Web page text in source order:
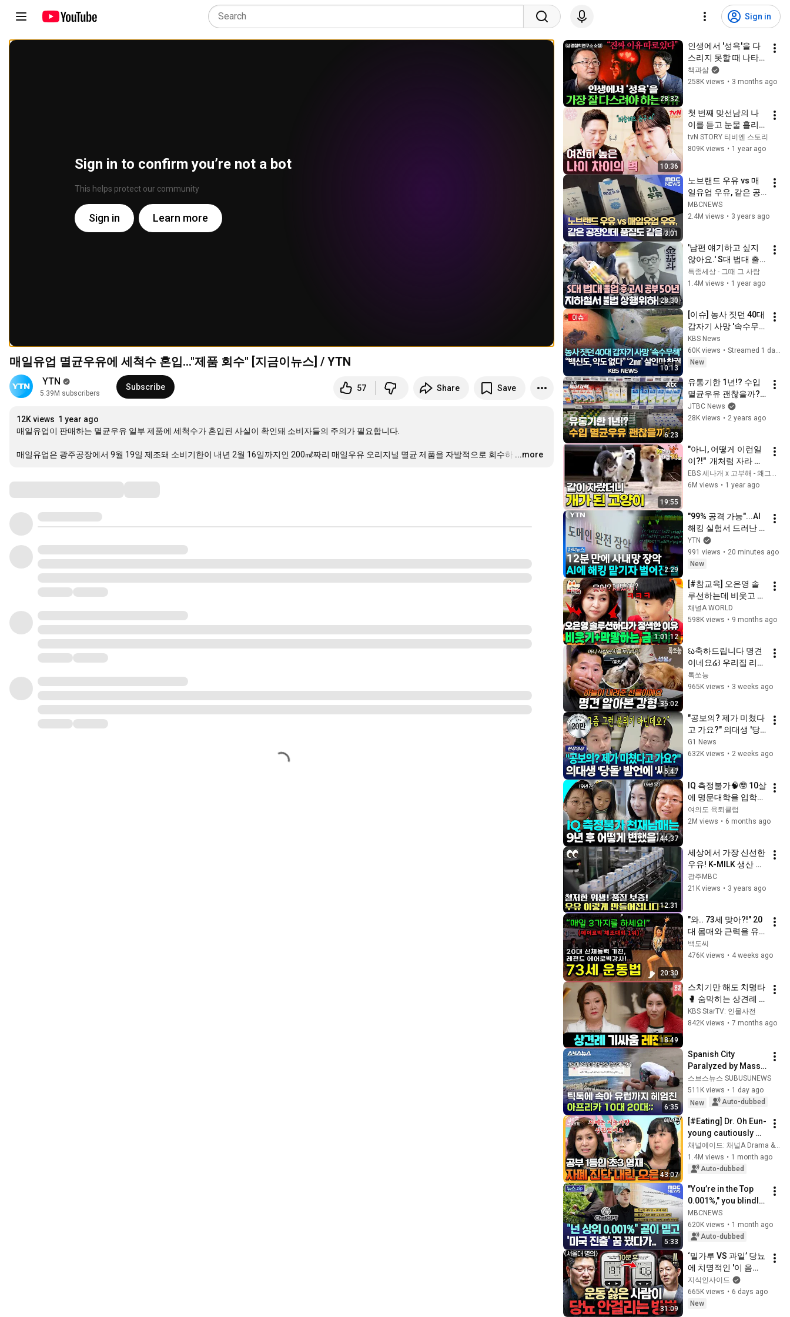
Sign in
Sign in to confirm you’re not a bot
This helps protect our community
Sign in Learn more
매일유업 멸균우유에 세척수 혼입..."제품 회수" [지금이뉴스] / YTN
YTN
5.39M subscribers
Subscribe 57 Share Save
12K views 1 year ago
매일유업이 판매하는 멸균우유 일부 제품에 세척수가 혼입된 사실이 확인돼 소비자들의 주의가 필요합니다.
매일유업은 광주공장에서 9월 19일 제조돼 소비기한이 내년 2월 16일까지인 200㎖짜리 매일우유 오리지널 멸균 제품을 자발적으로 회수하 …
...more
28:32
인생에서 '성욕'을 다
스리지 못할 때 나타
나는 끔찍한 것들 ㅣ
Ep. 책과사람 74 (정성
책과삶
258K views • 3 months ago
10:36
첫 번째 맞선남의 나
이를 듣고 눈물 흘리
는 박소현... #이젠사
랑할수있을까 EP.7 |
tvN STORY 티비엔 스토리
809K views • 1 year ago
3:01
노브랜드 우유 vs 매
일유업 우유, 같은 공
장인데 품질도 같을
까? (2022.08.18/뉴
MBCNEWS
2.4M views • 3 years ago
28:30
'남편 얘기하고 싶지
않아요.' S대 법대 출
신인데 고시에 계속
낙방해 가족에게 버림
회
특종세상 - 그때 그 사람
1.4M views • 1 year ago
10:13
[이슈] 농사 짓던 40대
갑자기 사망 '속수무
책'/"백신도, 약도 없
다" '2mm' 살인마 창
궐/2026년 8월 7일
KBS News
60K views •
Streamed 1 day ago
New
6:23
유통기한 1년!? 수입
멸균우유 괜찮을까?
｜뉴스들어가혁
JTBC News
28K views • 2 years ago
19:55
"아니, 어떻게 이런일
이?!"  개처럼 자라 정
말 개가 된 고양이의
시골 이야기│#왜그러
EBS 세나개 x 고부해 - 왜그러냥? 귀엽개!
6M views • 1 year ago
2:29
"99% 공격 가능"...AI
해킹 실험서 드러난
충격적 결과 [자막뉴
스]  / YTN
YTN
991 views • 20 minutes ago
New
1:01:12
[#참교육] 오은영 솔
루션하는데 비웃고 무
시... 금쪽이의 태도에
결국 정색한 오은영 |
채널A WORLD
598K views • 9 months ago
35:02
꒰ა축하드립니다 명견
이네요໒꒱ 우리집 리트
리버가 개만 물었던
이유💥명견 알아본 강
톡쏘능
965K views • 3 weeks ago
5:47
"공보의? 제가 미쳤다
고 가요?" 의대생 '당
돌' 발언에 '싸늘'  [G1
현장영상]
G1 News
632K views • 2 weeks ago
44:37
IQ 측정불가🧠🤓 10살
에 명문대학을 입학한
천재남매는 9년 후 어
떻게 자랐을까? | KBS
여의도 육퇴클럽
2M views • 6 months ago
12:31
세상에서 가장 신선한
우유! K-MILK 생산 과
정을 공개합니다~ [본
방을보자_광주
광주MBC
21K views • 3 years ago
20:30
"와.. 73세 맞아?!" 20
대 몸매와 근력을 유
지하는 3가지 비결은?
백도씨
476K views • 4 weeks ago
18:49
스치기만 해도 치명타
🥊 숨막히는 상견례
기싸움 레전드 | KBS
170604 방송
KBS StarTV: 인물사전
842K views • 7 months ago
6:35
Spanish City
Paralyzed by Mass
North African
Migrant Influx / SBS
News
스브스뉴스 SUBUSUNEWS
511K views • 1 day ago
New
Auto-dubbed
43:07
[#Eating] Dr. Oh Eun-
young cautiously
suspects autism
spectrum disorder
in the academically
채널에이드: 채널A Drama & Enjoy
1.4M views • 1 month ago
Auto-dubbed
5:33
"You’re in the Top
0.001%," you blindly
believed...
Dreaming of
'Expanding to the
MBCNEWS
620K views • 1 month ago
Auto-dubbed
31:09
‘밀가루 VS 과일’ 당뇨
에 치명적인 '이 음
식'ㅣ지식인초대석
EP.156 (이승훈 교수
2부)
지식인사이드
665K views • 6 days ago
New